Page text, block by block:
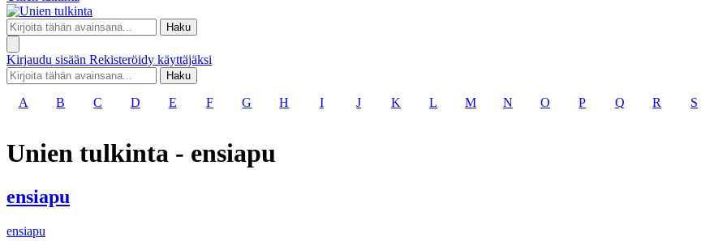
Haku
Kirjaudu sisään Rekisteröidy käyttäjäksi
Haku
A B C D E F G H I J K L M N O P Q R S
Unien tulkinta - ensiapu
ensiapu
ensiapu